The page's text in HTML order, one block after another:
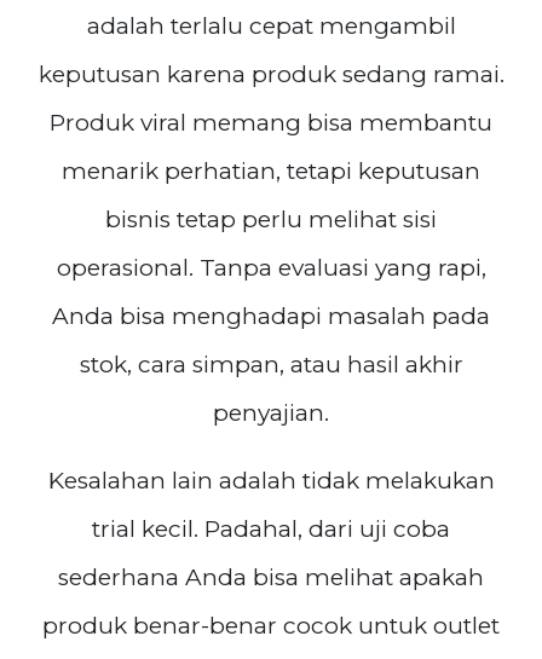
adalah terlalu cepat mengambil
keputusan karena produk sedang ramai.
Produk viral memang bisa membantu
menarik perhatian, tetapi keputusan
bisnis tetap perlu melihat sisi
operasional. Tanpa evaluasi yang rapi,
Anda bisa menghadapi masalah pada
stok, cara simpan, atau hasil akhir
penyajian.
Kesalahan lain adalah tidak melakukan
trial kecil. Padahal, dari uji coba
sederhana Anda bisa melihat apakah
produk benar-benar cocok untuk outlet